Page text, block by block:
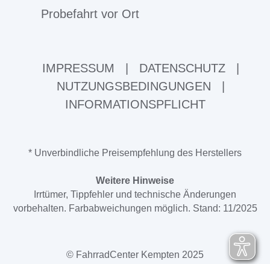
Probefahrt vor Ort
IMPRESSUM DATENSCHUTZ
NUTZUNGSBEDINGUNGEN
INFORMATIONSPFLICHT
* Unverbindliche Preisempfehlung des Herstellers
Weitere Hinweise
Irrtümer, Tippfehler und technische Änderungen
vorbehalten. Farbabweichungen möglich. Stand: 11/2025
© FahrradCenter Kempten 2025